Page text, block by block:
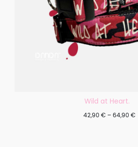
Wild at Heart.
42,90 € –64,90 €